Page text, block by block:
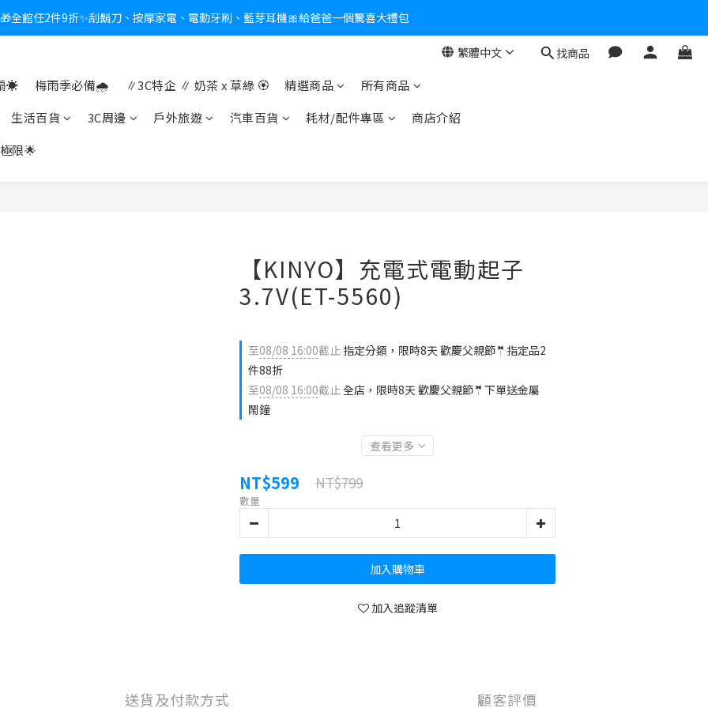
新會員送$100購物金✨再享消費回饋無極限
全館任2件9折✨刮鬍刀、按摩家電、電動牙刷、藍芽耳機🎀給爸爸一個驚喜大禮包
新會員送$100購物金✨再享消費回饋無極限
繁體中文 找商品
☀️ 梅雨季必備🌧️ ∥3C特企 ∥ 奶茶 x 草綠 🏵 精選商品
所有商品
生活百貨
3C周邊 戶外旅遊 汽車百貨 耗材/配件專區
商店介紹
限🌟
【KINYO】充電式電動起子
3.7V(ET-5560)
至08/08 16:00截止 指定分類，限時8天 歡慶父親節🤵指定品2
件88折
至08/08 16:00截止全店，限時8天 歡慶父親節🤵下單送金屬
鬧鐘
查看更多
NT$599 NT$799
數量
加入購物車
加入追蹤清單
送貨及付款方式 顧客評價